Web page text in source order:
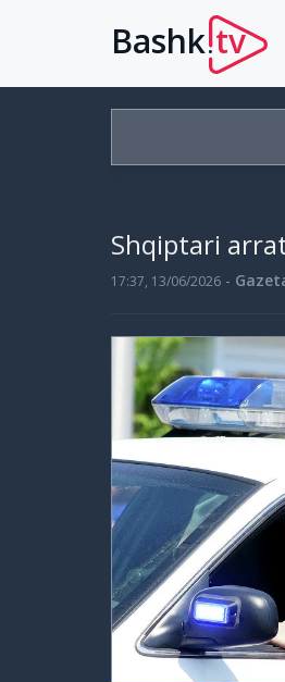
Bashk.tv
Shqiptari
17:37, 13/06/2026 -